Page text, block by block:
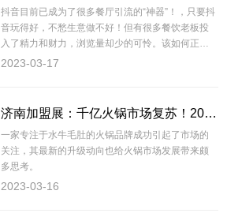
抖音目前已成为了很多餐厅引流的“神器”！，只要抖
音玩得好，不愁生意做不好！但有很多餐饮老板投
入了精力和财力，浏览量却少的可怜。该如何正确
利用抖...
2023-03-17
济南加盟展：千亿火锅市场复苏！2023年，还有哪些机会点待挖掘？
一家专注于水牛毛肚的火锅品牌成功引起了市场的
关注，其最新的升级动向也给火锅市场发展带来颇
多思考。
2023-03-16